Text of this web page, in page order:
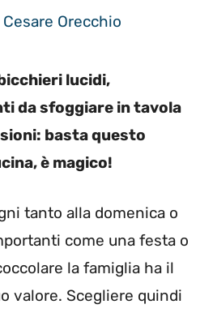
Cesare Orecchio
lucidi,
da sfoggiare in tavola
basta questo
è magico!
tanto alla domenica o
come una festa o
la famiglia ha il
valore. Scegliere quindi